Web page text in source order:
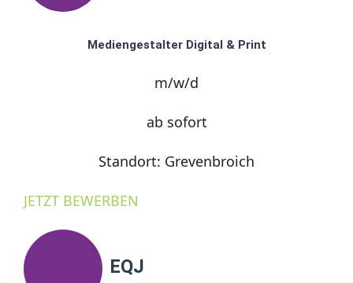
Mediengestalter Digital & Print
m/w/d
ab sofort
Standort: Grevenbroich
JETZT BEWERBEN
EQJ